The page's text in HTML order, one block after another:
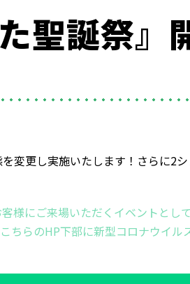
聖誕祭』
変更し実施いたします！さらに2シ
様にご来場いただくイベントとし
ちらのHP下部に新型コロナウイル